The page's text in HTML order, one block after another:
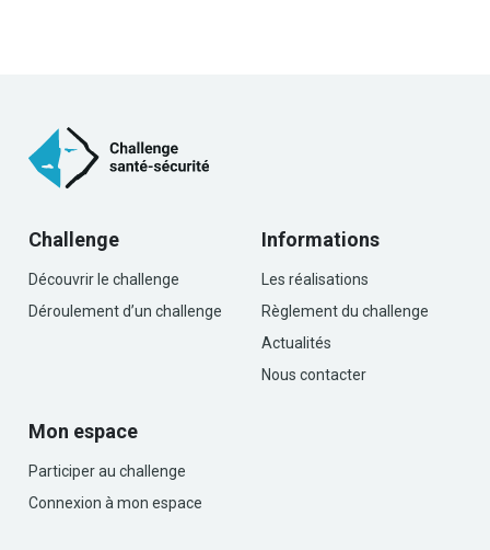
Challenge
Découvrir le challenge
Déroulement d’un challenge
Informations
Les réalisations
Règlement du challenge
Actualités
Nous contacter
Mon espace
Participer au challenge
Connexion à mon espace